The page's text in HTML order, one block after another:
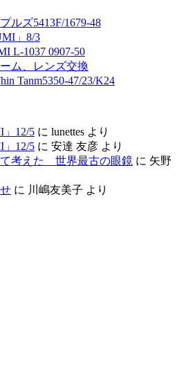
ルズ5413F/1679-48
」8/3
L-1037 0907-50
ム、レンズ交換
Tanm5350-47/23/K24
12/5 に lunettes より
12/5 に 安達 友彦 より
て考えた 世界最古の眼鏡 に 矢野
に 川嶋友美子 より